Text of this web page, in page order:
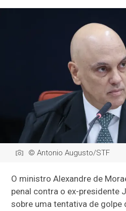
© Antonio Augusto/STF
O ministro Alexandre de
penal contra o ex-presidente
sobre uma tentativa de golpe